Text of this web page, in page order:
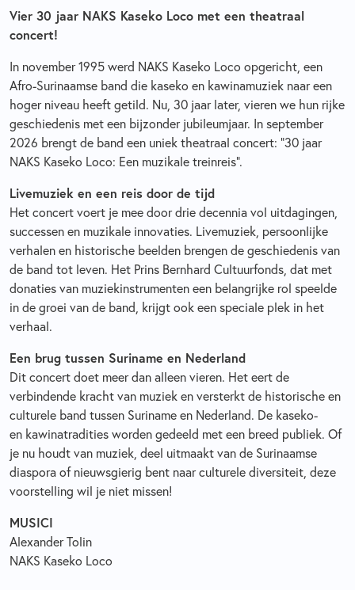
Vier 30 jaar NAKS Kaseko Loco met een theatraal
concert!
In november 1995 werd NAKS Kaseko Loco opgericht, een
Afro-Surinaamse band die kaseko en kawinamuziek naar een
hoger niveau heeft getild. Nu, 30 jaar later, vieren we hun rijke
geschiedenis met een bijzonder jubileumjaar. In september
2026 brengt de band een uniek theatraal concert: “30 jaar
NAKS Kaseko Loco: Een muzikale treinreis”.
Livemuziek en een reis door de tijd
Het concert voert je mee door drie decennia vol uitdagingen,
successen en muzikale innovaties. Livemuziek, persoonlijke
verhalen en historische beelden brengen de geschiedenis van
de band tot leven. Het Prins Bernhard Cultuurfonds, dat met
donaties van muziekinstrumenten een belangrijke rol speelde
in de groei van de band, krijgt ook een speciale plek in het
verhaal.
Een brug tussen Suriname en Nederland
Dit concert doet meer dan alleen vieren. Het eert de
verbindende kracht van muziek en versterkt de historische en
culturele band tussen Suriname en Nederland. De kaseko-
en kawinatradities worden gedeeld met een breed publiek. Of
je nu houdt van muziek, deel uitmaakt van de Surinaamse
diaspora of nieuwsgierig bent naar culturele diversiteit, deze
voorstelling wil je niet missen!
MUSICI
Alexander Tolin
NAKS Kaseko Loco